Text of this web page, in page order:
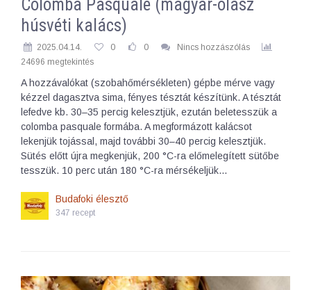
Colomba Pasquale (magyar-olasz
húsvéti kalács)
2025.04.14. 0 0
Nincs hozzászólás
24696 megtekintés
A hozzávalókat (szobahőmérsékleten) gépbe mérve vagy
kézzel dagasztva sima, fényes tésztát készítünk. A tésztát
lefedve kb. 30–35 percig kelesztjük, ezután beletesszük a
colomba pasquale formába. A megformázott kalácsot
lekenjük tojással, majd további 30–40 percig kelesztjük.
Sütés előtt újra megkenjük, 200 °C-ra előmelegített sütőbe
tesszük. 10 perc után 180 °C-ra mérsékeljük…
Budafoki élesztő
347 recept